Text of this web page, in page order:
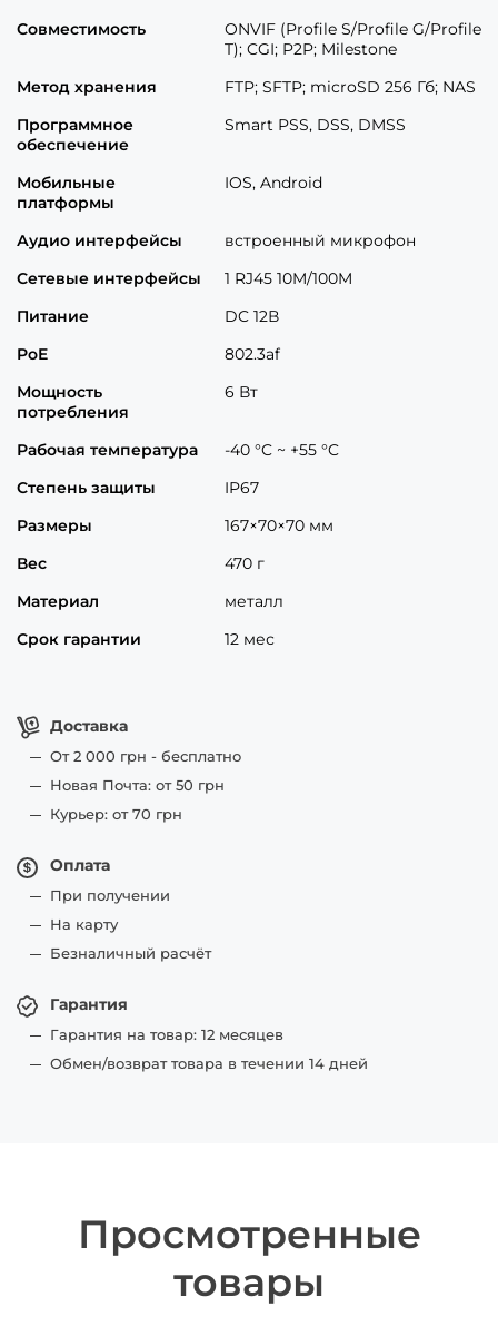
Доставка
От 2 000 грн - бесплатно
Новая Почта: от 50 грн
Курьер: от 70 грн
Оплата
При получении
На карту
Безналичный расчёт
Гарантия
Гарантия на товар: 12 месяцев
Обмен/возврат товара в течении 14 дней
Совместимость
ONVIF (Profile S/Profile G/Profile
T); CGI; P2P; Milestone
Метод хранения
FTP; SFTP; microSD 256 Гб; NAS
Программное
обеспечение
Smart PSS, DSS, DMSS
Мобильные
платформы
IOS, Android
Аудио интерфейсы
встроенный микрофон
Сетевые интерфейсы
1 RJ45 10M/100M
Питание
DC 12В
PoE
802.3af
Мощность
потребления
6 Вт
Рабочая температура
-40 °C ~ +55 °C
Степень защиты
IP67
Размеры
167×70×70 мм
Вес
470 г
Материал
металл
Срок гарантии
12 мес
Просмотренные
товары